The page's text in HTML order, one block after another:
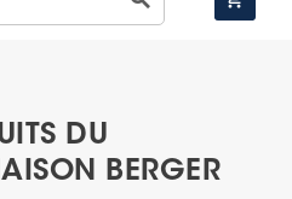
DU
BERGER